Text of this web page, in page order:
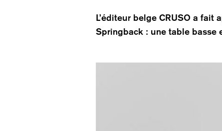
L’éditeur belge CRUSO a
Springback : une table basse